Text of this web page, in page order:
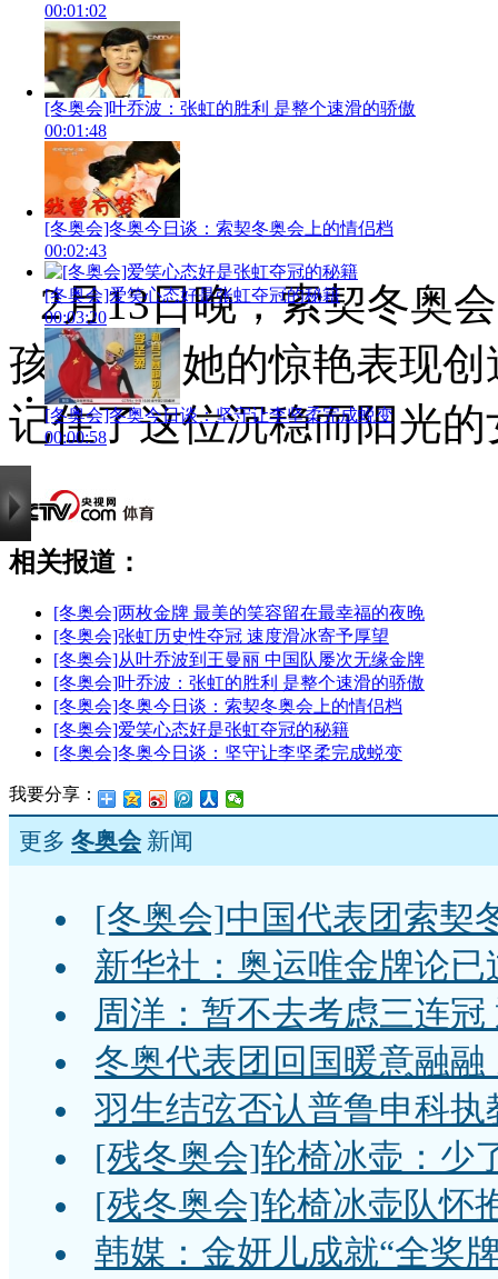
00:01:02
[冬奥会]叶乔波：张虹的胜利 是整个速滑的骄傲
00:01:48
[冬奥会]冬奥今日谈：索契冬奥会上的情侣档
00:02:43
[冬奥会]爱笑心态好是张虹夺冠的秘籍
00:03:20
[冬奥会]冬奥今日谈：坚守让李坚柔完成蜕变
00:00:58
2月13日晚，索契冬奥
孩张虹，她的惊艳表现
记住了这位沉稳而阳光的
相关报道：
[冬奥会]两枚金牌 最美的笑容留在最幸福的夜晚
[冬奥会]张虹历史性夺冠 速度滑冰寄予厚望
[冬奥会]从叶乔波到王曼丽 中国队屡次无缘金牌
[冬奥会]叶乔波：张虹的胜利 是整个速滑的骄傲
[冬奥会]冬奥今日谈：索契冬奥会上的情侣档
[冬奥会]爱笑心态好是张虹夺冠的秘籍
[冬奥会]冬奥今日谈：坚守让李坚柔完成蜕变
我要分享：
更多 冬奥会新闻
[冬奥会]中国代表团索契
新华社：奥运唯金牌论
周洋：暂不去考虑三连
冬奥代表团回国暖意融
羽生结弦否认普鲁申科
[残冬奥会]轮椅冰壶：少
[残冬奥会]轮椅冰壶队怀
韩媒：金妍儿成就“全奖